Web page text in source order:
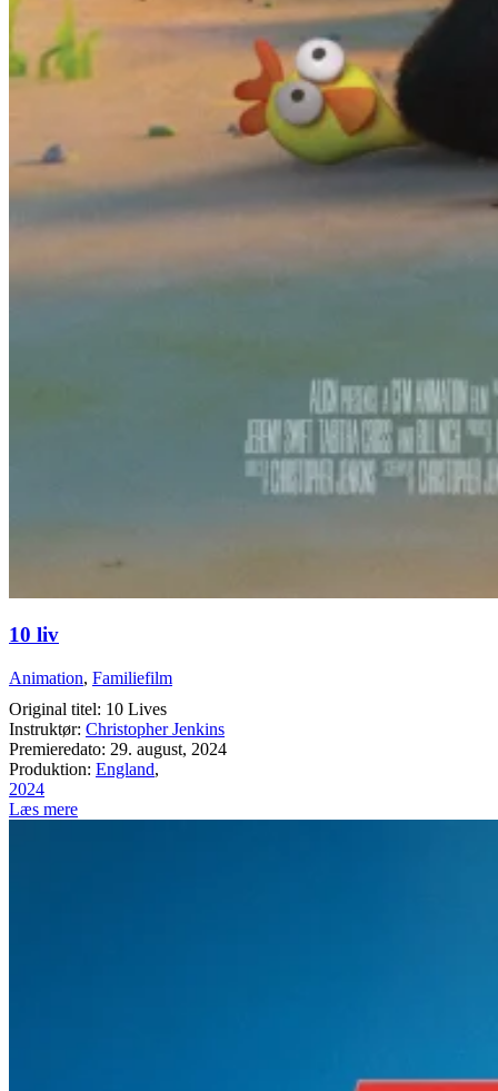
10 liv
Animation, Familiefilm
Original titel: 10 Lives
Instruktør: Christopher Jenkins
Premieredato: 29. august, 2024
Produktion: England,
2024
Læs mere